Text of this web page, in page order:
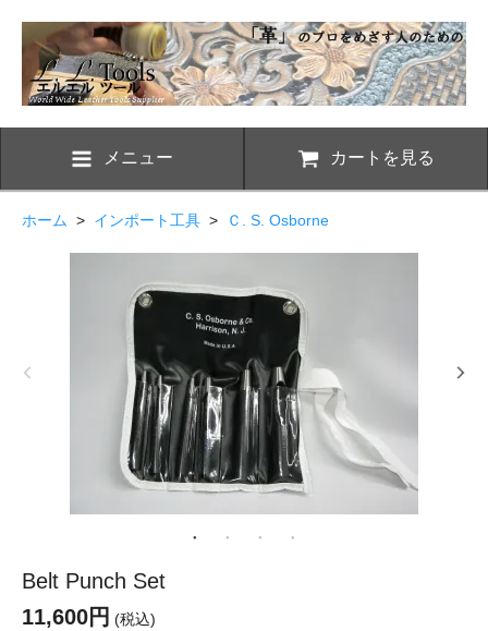
メニュー カートを見る
ホーム > インポート工具 > Ｃ. S. Osborne
Belt Punch Set
11,600円 (税込)